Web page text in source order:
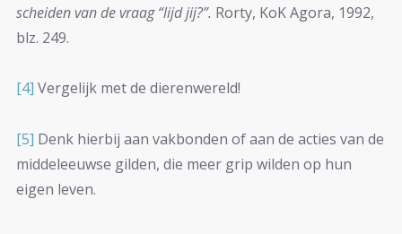
scheiden van de vraag “lijd jij?”. Rorty, KoK Agora, 1992,
blz. 249.
[4] Vergelijk met de dierenwereld!
[5] Denk hierbij aan vakbonden of aan de acties van de
middeleeuwse gilden, die meer grip wilden op hun
eigen leven.